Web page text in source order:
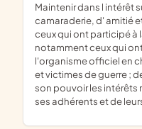
maintenir dans l intérêt superieur du pays les liens de
camaraderie, d' amitié
ceux qui ont participé à
notamment ceux qui
l'organisme officiel en
et victimes de guerre ;
son pouvoir les intérêts
ses adhérents et de